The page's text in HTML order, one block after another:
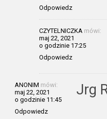
Odpowiedz
CZYTELNICZKA mówi:
maj 22, 2021
o godzinie 17:25
Odpowiedz
ANONIM mówi:
maj 22, 2021
o godzinie 11:45
Odpowiedz
Jrg